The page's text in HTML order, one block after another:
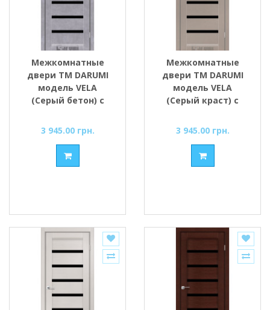
Межкомнатные
двери ТМ DARUMI
модель VELA
(Серый бетон) с
3 945.00 грн.
Межкомнатные
двери ТМ DARUMI
модель VELA
(Серый краст) с
3 945.00 грн.